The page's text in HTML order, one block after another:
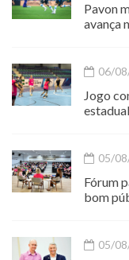
Pavon
avança
06/
Jogo
05/
Fórum
bom
05/